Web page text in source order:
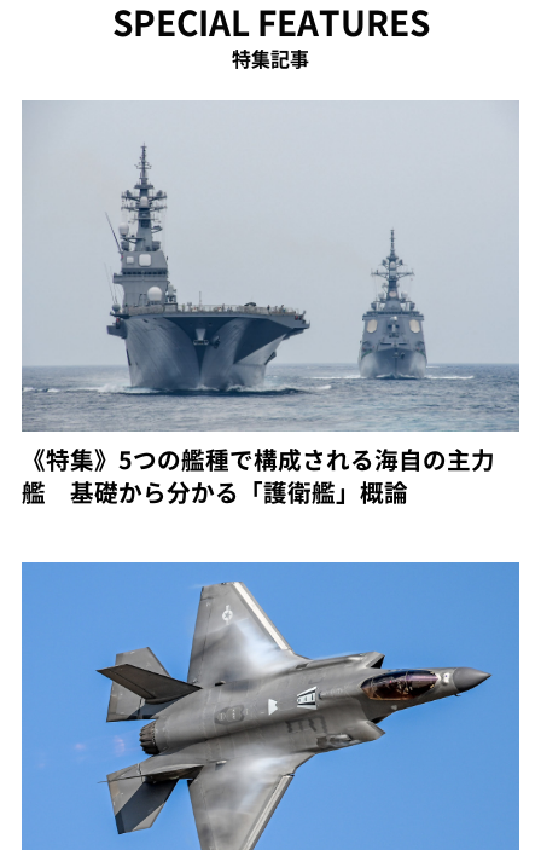
SPECIAL FEATURES
特集記事
《特集》5つの艦種で構成される海自の主力
艦 基礎から分かる「護衛艦」概論